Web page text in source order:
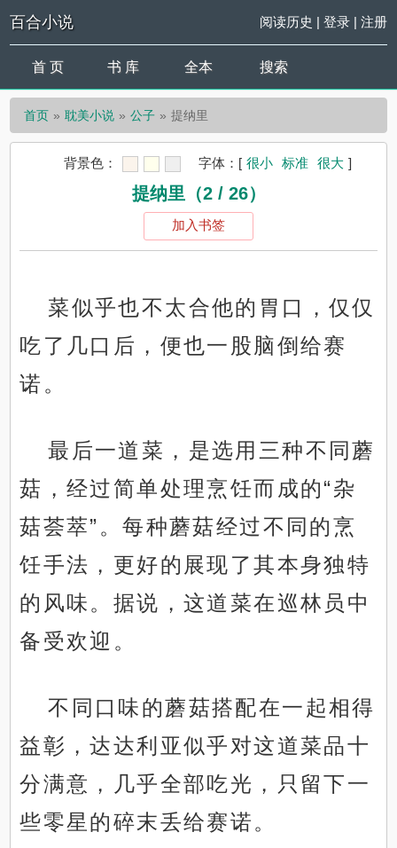
百合小说 阅读历史 | 登录| 注册
首 页 书 库 全本 搜索
首页 耽美小说 公子 提纳里
背景色： 字体： [ 很小 标准 很大 ]
提纳里（2 / 26）
加入书签
菜似乎也不太合他的胃口，仅仅
吃了几口后，便也一股脑倒给赛
诺。
最后一道菜，是选用三种不同蘑
菇，经过简单处理烹饪而成的“杂
菇荟萃”。每种蘑菇经过不同的烹
饪手法，更好的展现了其本身独特
的风味。据说，这道菜在巡林员中
备受欢迎。
不同口味的蘑菇搭配在一起相得
益彰，达达利亚似乎对这道菜品十
分满意，几乎全部吃光，只留下一
些零星的碎末丢给赛诺。